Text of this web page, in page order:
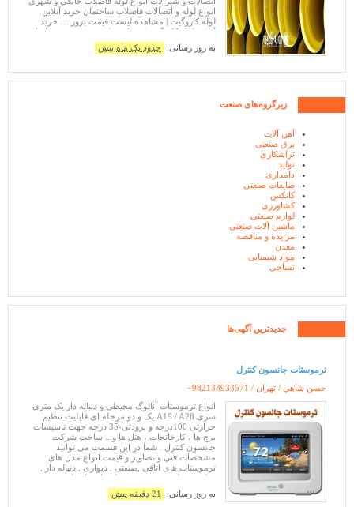
انواع لوله و اتصالات فاضلاب ساختمان خرید آنلاین
لوله کاروگیت | مشاهده لیست قیمت بروز … خرید
آنلاین لوله کاروگیت | مشاهده لیست قیمت بروز انواع
خرید و لیست
به روز رسانی: حدود یک ماه پیش
زیرگروه‌های صنعت
آهن آلات
برق صنعتی
تراشکاری
تولید
دامداری
ضایعات صنعتی
کانکس
کشاورزی
لوازم صنعتی
ماشین آلات صنعتی
مزایده و مناقصه
معدن
مواد شیمیایی
نساجی
جدیدترین آگهی‌ها
ترموستات جانسون كنترل
حسن شاهي / تهران / +982133933571
انواع ترموستات آنالوگ محیطی و دنباله دار یک متری
سری A19 / A28 یک و دو مرحله ای قابلیت تنظیم
حرارتی 100درجه و برودتی-35 درجه جهت تاسیسات
برج ها ، کارخانجات ، هتل ها و... ساخت شرکت
جانسون کنترل . شما در این قسمت می توانید
مشخصات فنی و تصاویر و قیمت انواع مدل های
ترموستات های اتاقی ,صنعتی , دیواری , دنباله دار ,
قطع و وصلی , تدریجی محیطی یا دنباله دار ، مستغرق
، فصلی و دو فصلی ، عمودی و افقی جان
به روز رسانی: 21 دقیقه پیش